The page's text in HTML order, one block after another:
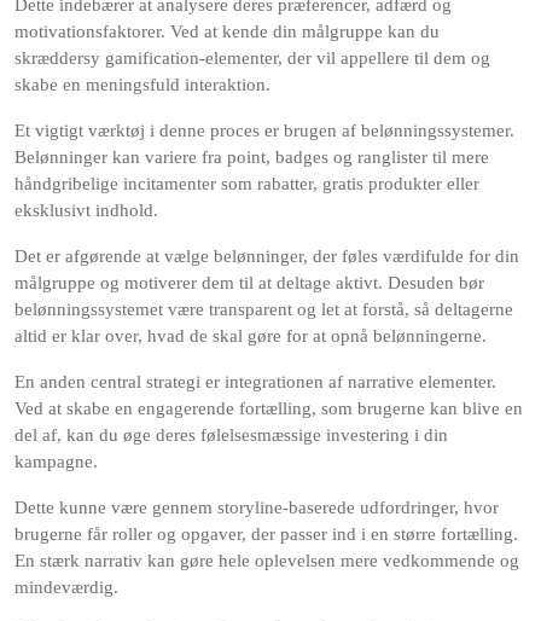
Dette indebærer at analysere deres præferencer, adfærd og
motivationsfaktorer. Ved at kende din målgruppe kan du
skræddersy gamification-elementer, der vil appellere til dem og
skabe en meningsfuld interaktion.
Et vigtigt værktøj i denne proces er brugen af belønningssystemer.
Belønninger kan variere fra point, badges og ranglister til mere
håndgribelige incitamenter som rabatter, gratis produkter eller
eksklusivt indhold.
Det er afgørende at vælge belønninger, der føles værdifulde for din
målgruppe og motiverer dem til at deltage aktivt. Desuden bør
belønningssystemet være transparent og let at forstå, så deltagerne
altid er klar over, hvad de skal gøre for at opnå belønningerne.
En anden central strategi er integrationen af narrative elementer.
Ved at skabe en engagerende fortælling, som brugerne kan blive en
del af, kan du øge deres følelsesmæssige investering i din
kampagne.
Dette kunne være gennem storyline-baserede udfordringer, hvor
brugerne får roller og opgaver, der passer ind i en større fortælling.
En stærk narrativ kan gøre hele oplevelsen mere vedkommende og
mindeværdig.